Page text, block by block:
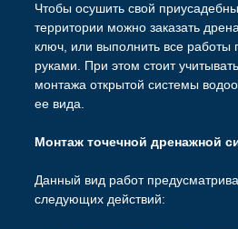
Чтобы осушить свой
территории можно заказать
ключ, или выполнить все работы
руками. При этом стоит
монтажа открытой системы
ее вида.
Монтаж точечной дренажной
Данный вид работ
следующих действий: